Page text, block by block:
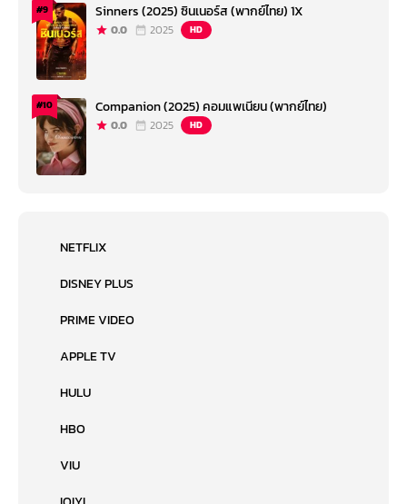
#9 Sinners (2025) ซินเนอร์ส (พากย์ไทย) 1X
0.0 2025 HD
#10 Companion (2025) คอมแพเนียน (พากย์ไทย)
0.0 2025 HD
NETFLIX
DISNEY PLUS
PRIME VIDEO
APPLE TV
HULU
HBO
VIU